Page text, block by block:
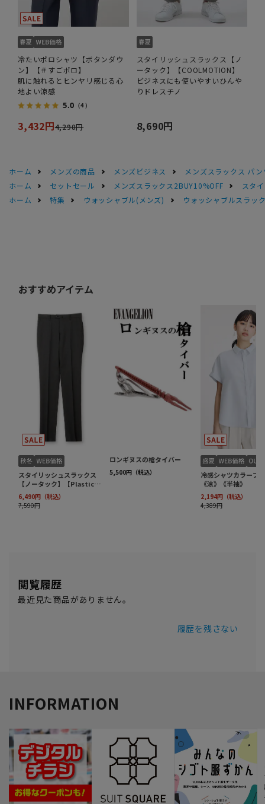
冷たいポロシャツ【ボタンダウ
ン】【＃すごポロ】
肌に触れるとヒンヤリ感じる心
地よい涼感
5.0 （4）
3,432円4,290円
スタイリッシュスラックス【ノ
ータック】【COOLMOTION】
ビジネスにも使いやすいひんや
りドレスチノ
8,690円
ホーム メンズの商品 メンズビジネス
メンズスラックス パン
ホーム
セットセール メンズスラックス2BUY10%OFF
スタ
ホーム
特集 ウォッシャブル(メンズ) ウォッシャブルスラッ
閲覧履歴
最近見た商品がありません。
履歴を残さない
INFORMATION